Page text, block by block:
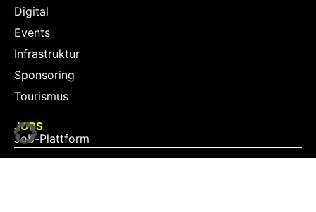
Digital
Events
Infrastruktur
Sponsoring
Tourismus
JOBS
Job-Plattform